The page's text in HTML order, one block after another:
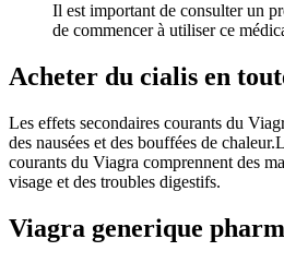
Il est important de consulter un
de commencer à utiliser ce
Acheter du cialis en
Les effets secondaires courants du
des nausées et des bouffées de
courants du Viagra comprennent des
visage et des troubles digestifs.
Viagra generique